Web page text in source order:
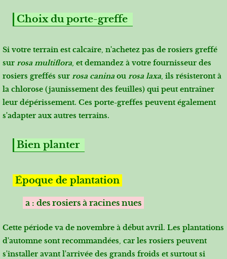
Choix du porte-greffe
Si votre terrain est calcaire, n'achetez pas de rosiers greffé
sur rosa multiflora, et demandez à votre fournisseur des
rosiers greffés sur rosa canina ou rosa laxa, ils résisteront à
la chlorose (jaunissement des feuilles) qui peut entraîner
leur dépérissement. Ces porte-greffes peuvent également
s'adapter aux autres terrains.
Bien planter
Époque de plantation
a : des rosiers à racines nues
Cette période va de novembre à début avril. Les plantations
d'automne sont recommandées, car les rosiers peuvent
s'installer avant l'arrivée des grands froids et surtout si